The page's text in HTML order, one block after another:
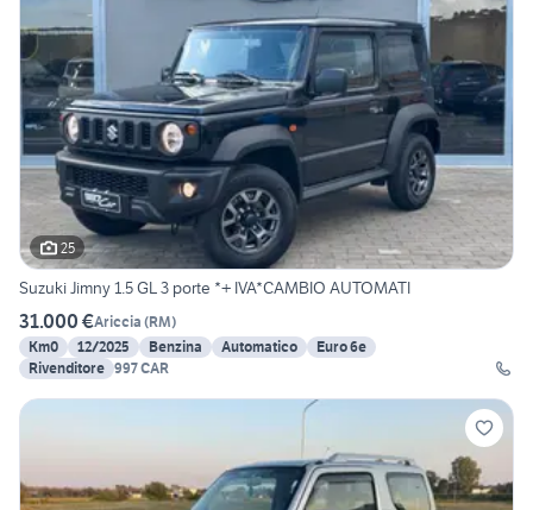
25
Suzuki Jimny 1.5 GL 3 porte *+ IVA*CAMBIO AUTOMATI
31.000 €Ariccia (RM)
Km0
12/2025 Benzina Automatico
Euro 6e
Rivenditore 997 CAR